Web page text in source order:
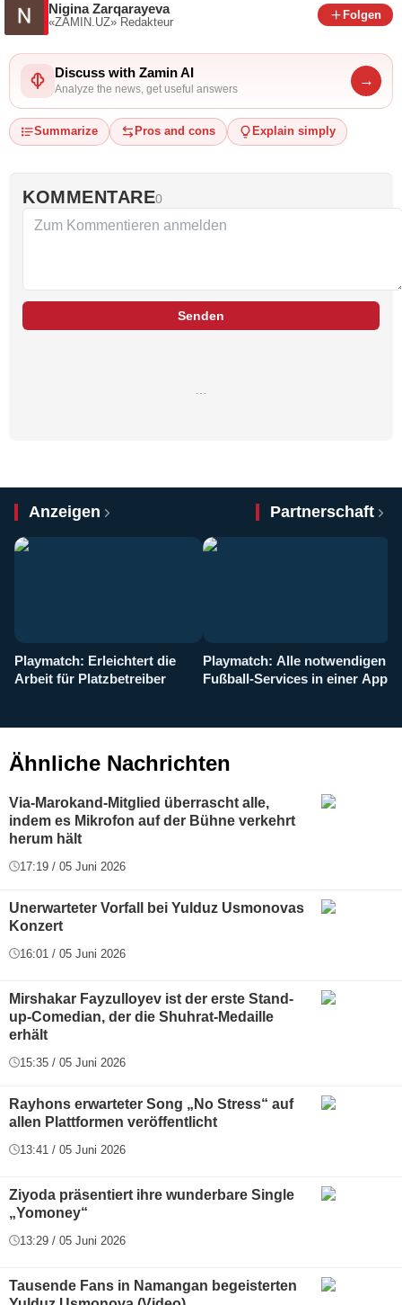
Nigina Zarqarayeva
«ZAMIN.UZ» Redakteur
Folgen
Discuss with Zamin AI
Analyze the news, get useful answers
→
Summarize Pros and cons Explain simply
KOMMENTARE0
Senden
Anzeigen Partnerschaft
Playmatch: Erleichtert die
Arbeit für Platzbetreiber
Playmatch: Alle notwendigen
Fußball-Services in einer App
Ähnliche Nachrichten
Via-Marokand-Mitglied überrascht alle,
indem es Mikrofon auf der Bühne verkehrt
herum hält
17:19 / 05 Juni 2026
Unerwarteter Vorfall bei Yulduz Usmonovas
Konzert
16:01 / 05 Juni 2026
Mirshakar Fayzulloyev ist der erste Stand-
up-Comedian, der die Shuhrat-Medaille
erhält
15:35 / 05 Juni 2026
Rayhons erwarteter Song „No Stress“ auf
allen Plattformen veröffentlicht
13:41 / 05 Juni 2026
Ziyoda präsentiert ihre wunderbare Single
„Yomoney“
13:29 / 05 Juni 2026
Tausende Fans in Namangan begeisterten